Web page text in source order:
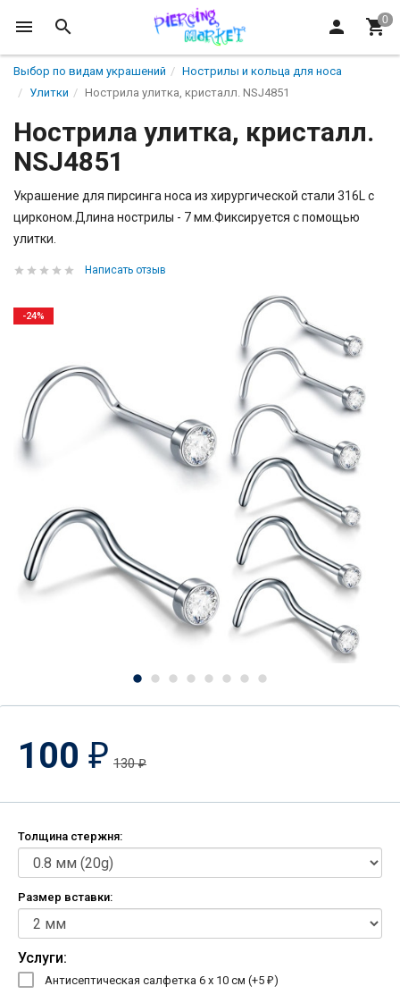
Выбор по видам украшений
Нострилы и кольца для носа
Улитки
Нострила улитка, кристалл. NSJ4851
Нострила улитка, кристалл.
NSJ4851
Украшение для пирсинга носа из хирургической стали 316L с
цирконом.Длина нострилы - 7 мм.Фиксируется с помощью
улитки.
Написать отзыв
-24%
100 ₽ 130₽
Толщина стержня:
Размер вставки:
Услуги:
Антисептическая салфетка 6 х 10 см (+5 ₽)